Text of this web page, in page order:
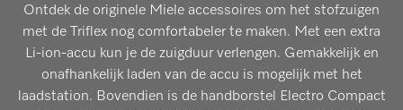
Ontdek de originele Miele accessoires om het stofzuigen
met de Triflex nog comfortabeler te maken. Met een extra
Li-ion-accu kun je de zuigduur verlengen. Gemakkelijk en
onafhankelijk laden van de accu is mogelijk met het
laadstation. Bovendien is de handborstel Electro Compact